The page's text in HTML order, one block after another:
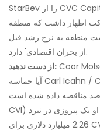
StarBev را از CVC Capital به مبلغ 2.65 میلیارد یورو (3.5 میلیارد
اظهار داشت که منطقه
منطقه به نرخ رشد قبل
از بحران اقتصادی' دارد.
از دست ندهید:
آیا حماسه Carl Icahn / CVR به پایان خود نزدیک می شود؟ به 'سرمایه
CVI) سهام برجسته سهامداران پالایشگاه ، که به او یک پیروزی در نبرد
2.26 میلیارد دلاری برای CVR می دهد. برنده آشکار می گوید که پول را